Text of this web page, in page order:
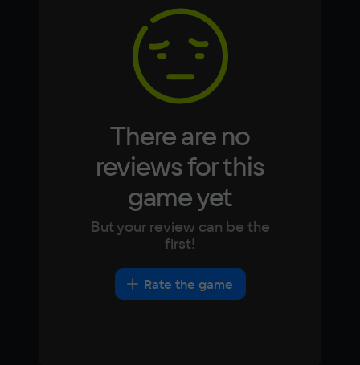
Video card
NVidia GeForce RTX 2060
DirectX(R): 11, Звуковая карта: совместимая
Japanese
There are no
reviews for this
game yet
But your review can be the
first!
Rate the game